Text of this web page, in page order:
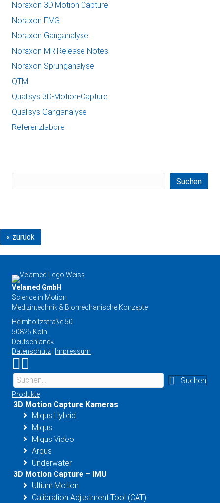
Noraxon 3D Motion Capture
Noraxon EMG
Noraxon Ganganalyse
Noraxon MR Release Notes
Noraxon Sprunganalyse
QTM
Qualisys 3D-Motion-Capture
Qualisys Ganganalyse
Referenzlabore
Suchen
« zurück
Velamed GmbH
Science in Motion
Medizintechnik & Biomechanische Konzepte
Helmholtzstraße 50
50825 Köln
Deutschland«
Datenschutz
Impressum
Link zu Instagram
Link zu YouTube
Suchen
Produkte
3D Motion Capture Kameras
Miqus Hybrid
Miqus
Miqus Video
Arqus
Underwater
3D Motion Capture – IMU
Ultium Motion
Calibration Adjustment Tool (CAT)